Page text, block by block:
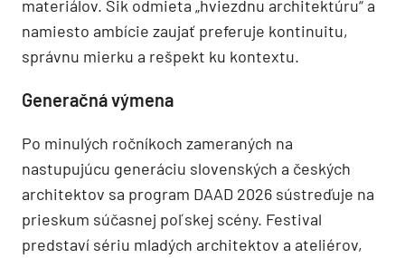
materiálov. Šik odmieta „hviezdnu architektúru“ a
namiesto ambície zaujať preferuje kontinuitu,
správnu mierku a rešpekt ku kontextu.
Generačná výmena
Po minulých ročníkoch zameraných na
nastupujúcu generáciu slovenských a českých
architektov sa program DAAD 2026 sústreďuje na
prieskum súčasnej poľskej scény. Festival
predstaví sériu mladých architektov a ateliérov,